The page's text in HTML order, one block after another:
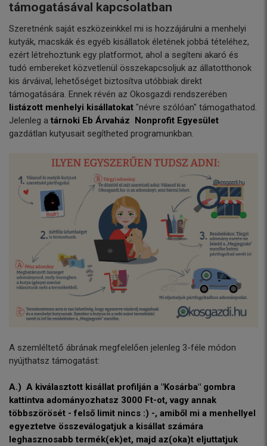
támogatásával kapcsolatban
Szeretnénk saját eszközeinkkel mi is hozzájárulni a menhelyi
kutyák, macskák és egyéb kisállatok életének jobbá tételéhez,
ezért létrehoztunk egy platformot, ahol a segíteni akaró és
tudó embereket közvetlenül összekapcsoljuk az állatotthonok
kis árváival, lehetőséget biztosítva utóbbiak direkt
támogatására. Ennek révén az Okosgazdi rendszerében
listázott menhelyi kisállatokat "névre szólóan" támogathatod.
Jelenleg a tárnoki Eb Árvaház Nonprofit Egyesület
gazdátlan kutyusait segítheted programunkban.
A szemléltető ábrának megfelelően jelenleg 3-féle módon
nyújthatsz támogatást:
A.) A kiválasztott kisállat profilján a "Kosárba" gombra
kattintva adományozhatsz 3000 Ft-ot, vagy annak
többszörösét - felső limit nincs :) -, amiből mi a menhellyel
egyeztetve összeválogatjuk a kisállat számára
leghasznosabb termék(ek)et, majd az(oka)t eljuttatjuk